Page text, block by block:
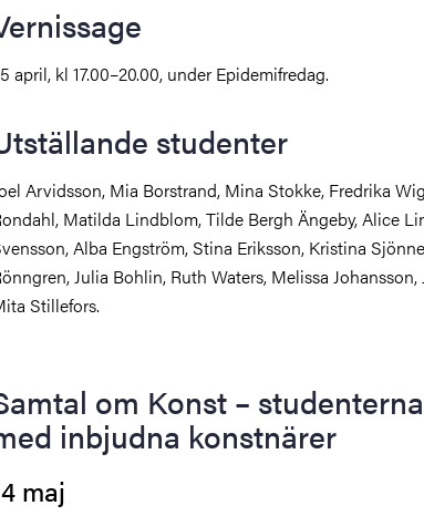
april, kl 17.00–20.00, under Epidemifredag.
studenter
Arvidsson, Mia Borstrand, Mina Stokke, Fredrika
Matilda Lindblom, Tilde Bergh Ängeby, Alice
Alba Engström, Stina Eriksson, Kristina
Julia Bohlin, Ruth Waters, Melissa Johansson,
Stillefors.
om Konst –
inbjudna konstnärer
maj